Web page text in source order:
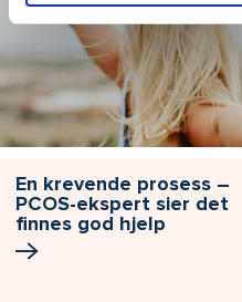
En krevende prosess –
PCOS-ekspert sier det
finnes god hjelp